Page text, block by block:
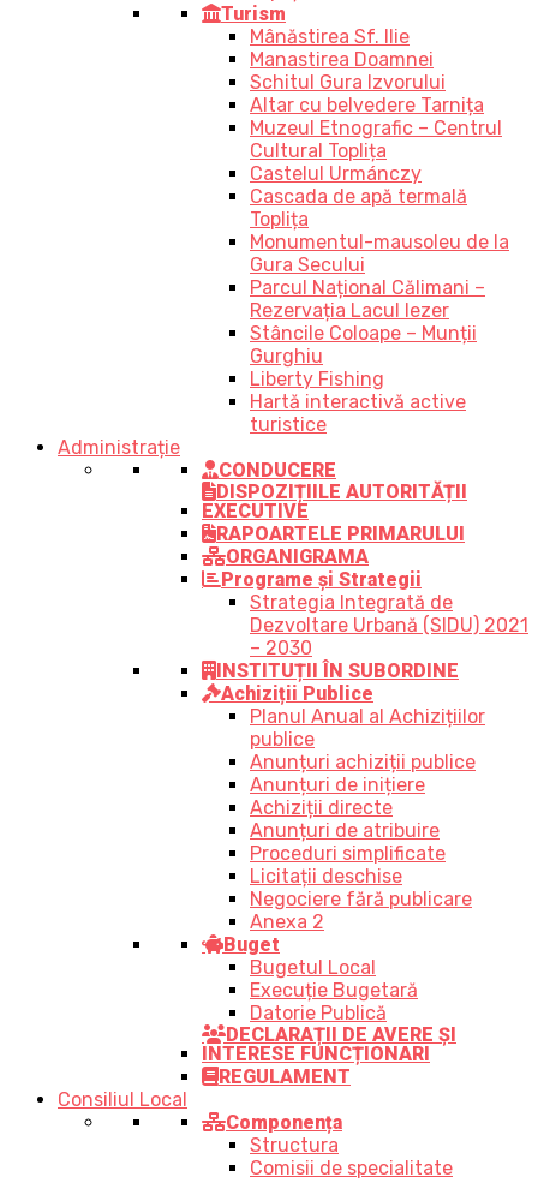
Turism
Mânăstirea Sf. Ilie
Manastirea Doamnei
Schitul Gura Izvorului
Altar cu belvedere Tarnița
Muzeul Etnografic – Centrul
Cultural Toplița
Castelul Urmánczy
Cascada de apă termală
Toplița
Monumentul-mausoleu de la
Gura Secului
Parcul Național Călimani –
Rezervația Lacul Iezer
Stâncile Coloape – Munții
Gurghiu
Liberty Fishing
Hartă interactivă active
turistice
Administrație
CONDUCERE
DISPOZIȚIILE AUTORITĂȚII
EXECUTIVE
RAPOARTELE PRIMARULUI
ORGANIGRAMA
Programe și Strategii
Strategia Integrată de
Dezvoltare Urbană (SIDU) 2021
– 2030
INSTITUȚII ÎN SUBORDINE
Achiziții Publice
Planul Anual al Achizițiilor
publice
Anunțuri achiziții publice
Anunțuri de inițiere
Achiziții directe
Anunțuri de atribuire
Proceduri simplificate
Licitații deschise
Negociere fără publicare
Anexa 2
Buget
Bugetul Local
Execuție Bugetară
Datorie Publică
DECLARAȚII DE AVERE ȘI
INTERESE FUNCȚIONARI
REGULAMENT
Consiliul Local
Componența
Structura
Comisii de specialitate